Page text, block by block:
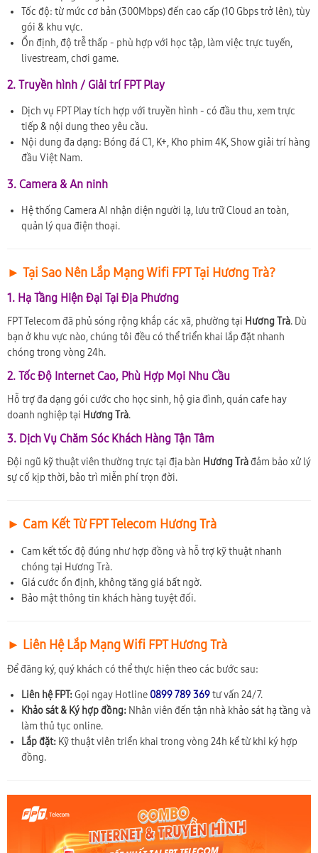
Tốc độ: từ mức cơ bản (300Mbps) đến cao cấp (10 Gbps trở lên), tùy
gói & khu vực.
Ổn định, độ trễ thấp - phù hợp với học tập, làm việc trực tuyến,
livestream, chơi game.
2. Truyền hình / Giải trí FPT Play
Dịch vụ FPT Play tích hợp với truyền hình - có đầu thu, xem trực
tiếp & nội dung theo yêu cầu.
Nội dung đa dạng: Bóng đá C1, K+, Kho phim 4K, Show giải trí hàng
đầu Việt Nam.
3. Camera & An ninh
Hệ thống Camera AI nhận diện người lạ, lưu trữ Cloud an toàn,
quản lý qua điện thoại.
► Tại Sao Nên Lắp Mạng Wifi FPT Tại Hương Trà?
1. Hạ Tầng Hiện Đại Tại Địa Phương
FPT Telecom đã phủ sóng rộng khắp các xã, phường tại Hương Trà. Dù
bạn ở khu vực nào, chúng tôi đều có thể triển khai lắp đặt nhanh
chóng trong vòng 24h.
2. Tốc Độ Internet Cao, Phù Hợp Mọi Nhu Cầu
Hỗ trợ đa dạng gói cước cho học sinh, hộ gia đình, quán cafe hay
doanh nghiệp tại Hương Trà.
3. Dịch Vụ Chăm Sóc Khách Hàng Tận Tâm
Đội ngũ kỹ thuật viên thường trực tại địa bàn Hương Tràđảm bảo xử lý
sự cố kịp thời, bảo trì miễn phí trọn đời.
► Cam Kết Từ FPT Telecom Hương Trà
Cam kết tốc độ đúng như hợp đồng và hỗ trợ kỹ thuật nhanh
chóng tại Hương Trà.
Giá cước ổn định, không tăng giá bất ngờ.
Bảo mật thông tin khách hàng tuyệt đối.
► Liên Hệ Lắp Mạng Wifi FPT Hương Trà
Để đăng ký, quý khách có thể thực hiện theo các bước sau:
Liên hệ FPT: Gọi ngay Hotline 0899 789 369tư vấn 24/7.
Khảo sát & Ký hợp đồng: Nhân viên đến tận nhà khảo sát hạ tầng và
làm thủ tục online.
Lắp đặt: Kỹ thuật viên triển khai trong vòng 24h kể từ khi ký hợp
đồng.